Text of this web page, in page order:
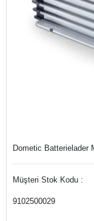
Dometic Batterielader
Müşteri Stok Kodu :
9102500029